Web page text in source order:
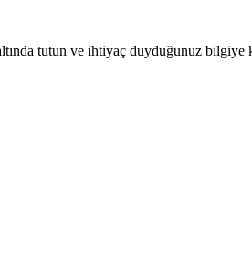
tutun ve ihtiyaç duyduğunuz